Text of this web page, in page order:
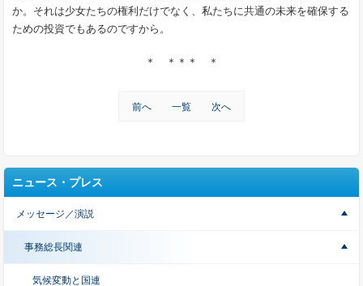
か。それは少女たちの権利だけでなく、私たちに共通の未来を確保する
ための投資でもあるのですから。
＊ ＊＊＊ ＊
前へ 一覧 次へ
ニュース・プレス
メッセージ／演説
事務総長関連
気候変動と国連